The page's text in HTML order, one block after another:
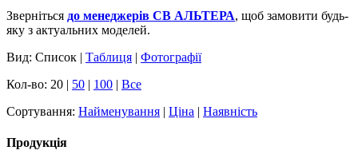
Зверніться до менеджерів СВ АЛЬТЕРА, щоб замовити будь-
яку з актуальних моделей.
Вид: Список | Таблиця | Фотографії
Кол-во: 20 | 50 | 100 | Все
Сортування: Найменування | Ціна | Наявність
Продукція